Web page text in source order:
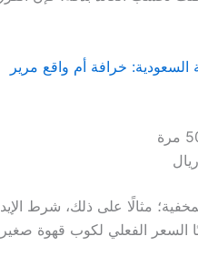
خرافة أم واقع مرير
السعر الفعلي لكوب قهوة